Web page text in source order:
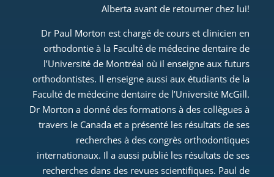
Alberta avant de retourner chez lui!
Dr Paul Morton est chargé de cours et clinicien en
orthodontie à la Faculté de médecine dentaire de
l’Université de Montréal où il enseigne aux futurs
orthodontistes. Il enseigne aussi aux étudiants de la
Faculté de médecine dentaire de l’Université McGill.
Dr Morton a donné des formations à des collègues à
travers le Canada et a présenté les résultats de ses
recherches à des congrès orthodontiques
internationaux. Il a aussi publié les résultats de ses
recherches dans des revues scientifiques. Paul de